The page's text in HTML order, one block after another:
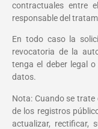
contractuales entre
responsable del
En todo caso la
revocatoria de la
tenga el deber legal
datos.
Nota: Cuando se
de los registros
actualizar, rectificar,